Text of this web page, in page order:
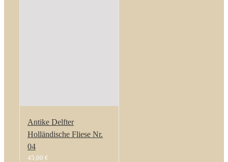
Antike Delfter
Holländische Fliese Nr.
04
45,00 €